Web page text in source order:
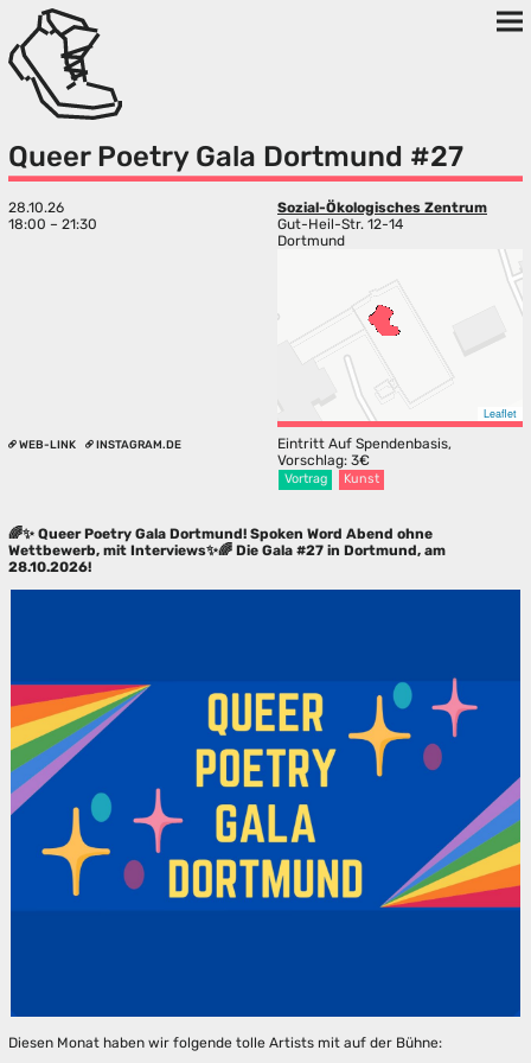
Queer Poetry Gala Dortmund #27
28.10.26
18:00 – 21:30
Sozial-Ökologisches Zentrum
Gut-Heil-Str. 12-14
Dortmund
Leaflet
WEB-LINK INSTAGRAM.DE
Eintritt Auf Spendenbasis,
Vorschlag: 3€
Vortrag Kunst
🌈✨ Queer Poetry Gala Dortmund! Spoken Word Abend ohne
Wettbewerb, mit Interviews✨🌈 Die Gala #27 in Dortmund, am
28.10.2026!
Diesen Monat haben wir folgende tolle Artists mit auf der Bühne: